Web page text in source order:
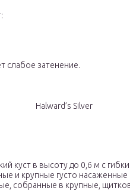
слабое затенение.
Halward’s Silver
куст в высоту до 0,6 м с
и крупные густо
собранные в крупные,